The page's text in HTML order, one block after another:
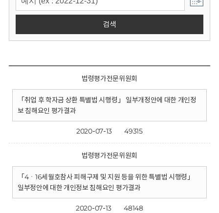
검색
법령평가전문위원회
「취업 후 학자금 상환 특별법 시행령」 일부개정안에 대한 개인정
보 침해요인 평가결과
2020-07-13 49315
법령평가전문위원회
「4ㆍ16세월호참사 피해구제 및 지원 등을 위한 특별법 시행령」
일부정안에 대한 개인정보 침해요인 평가결과
2020-07-13 48148